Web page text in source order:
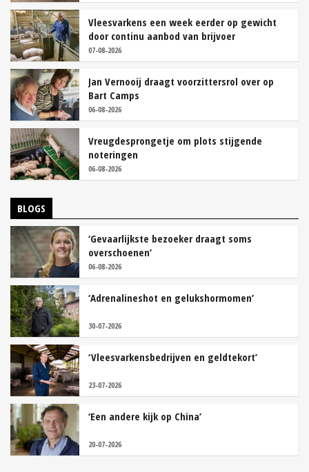
Vleesvarkens een week eerder op gewicht
door continu aanbod van brijvoer
07-08-2026
Jan Vernooij draagt voorzittersrol over op
Bart Camps
06-08-2026
Vreugdesprongetje om plots stijgende
noteringen
06-08-2026
BLOGS
‘Gevaarlijkste bezoeker draagt soms
overschoenen’
06-08-2026
‘Adrenalineshot en gelukshormomen’
30-07-2026
‘Vleesvarkensbedrijven en geldtekort’
23-07-2026
‘Een andere kijk op China’
20-07-2026